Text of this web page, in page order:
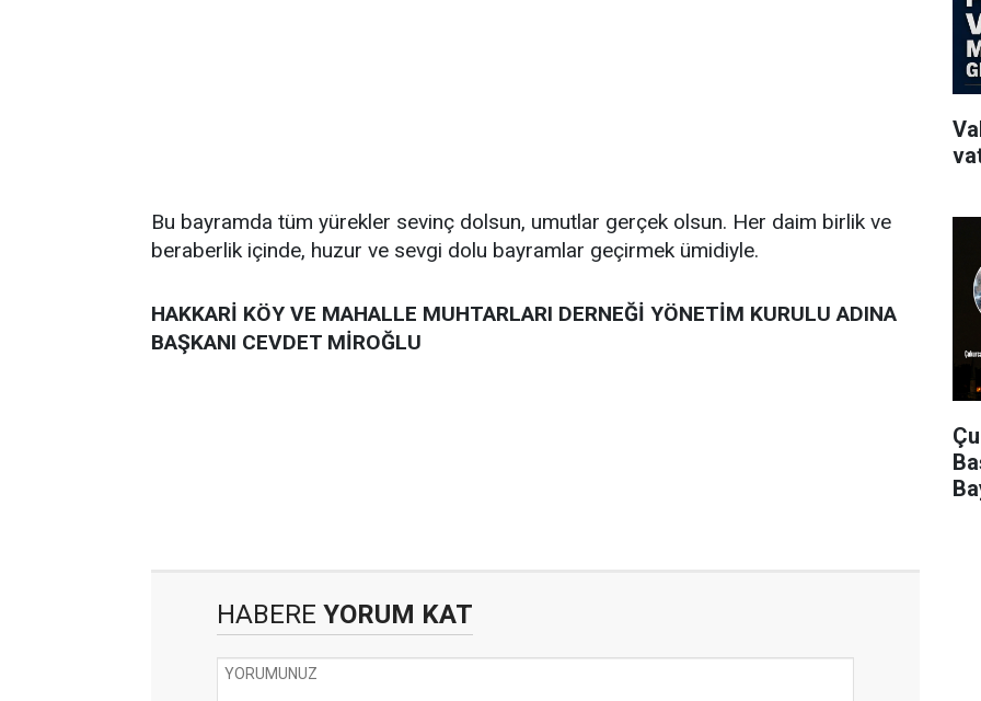
Bu bayramda tüm yürekler sevinç dolsun, umutlar gerçek olsun. Her daim birlik ve
beraberlik içinde, huzur ve sevgi dolu bayramlar geçirmek ümidiyle.
HAKKARİ KÖY VE MAHALLE MUHTARLARI DERNEĞİ YÖNETİM KURULU ADINA
BAŞKANI CEVDET MİROĞLU
HABERE YORUM KAT